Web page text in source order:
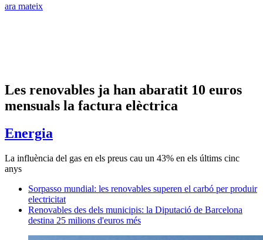
ara mateix
Les renovables ja han abaratit 10 euros
mensuals la factura elèctrica
Energia
La influència del gas en els preus cau un 43% en els últims cinc
anys
Sorpasso mundial: les renovables superen el carbó per produir
electricitat
Renovables des dels municipis: la Diputació de Barcelona
destina 25 milions d'euros més